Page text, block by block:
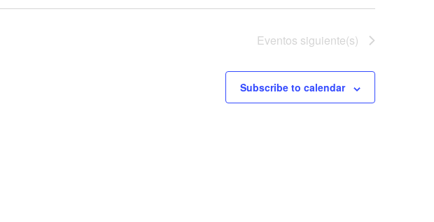
Eventos siguiente(s)
Subscribe to calendar